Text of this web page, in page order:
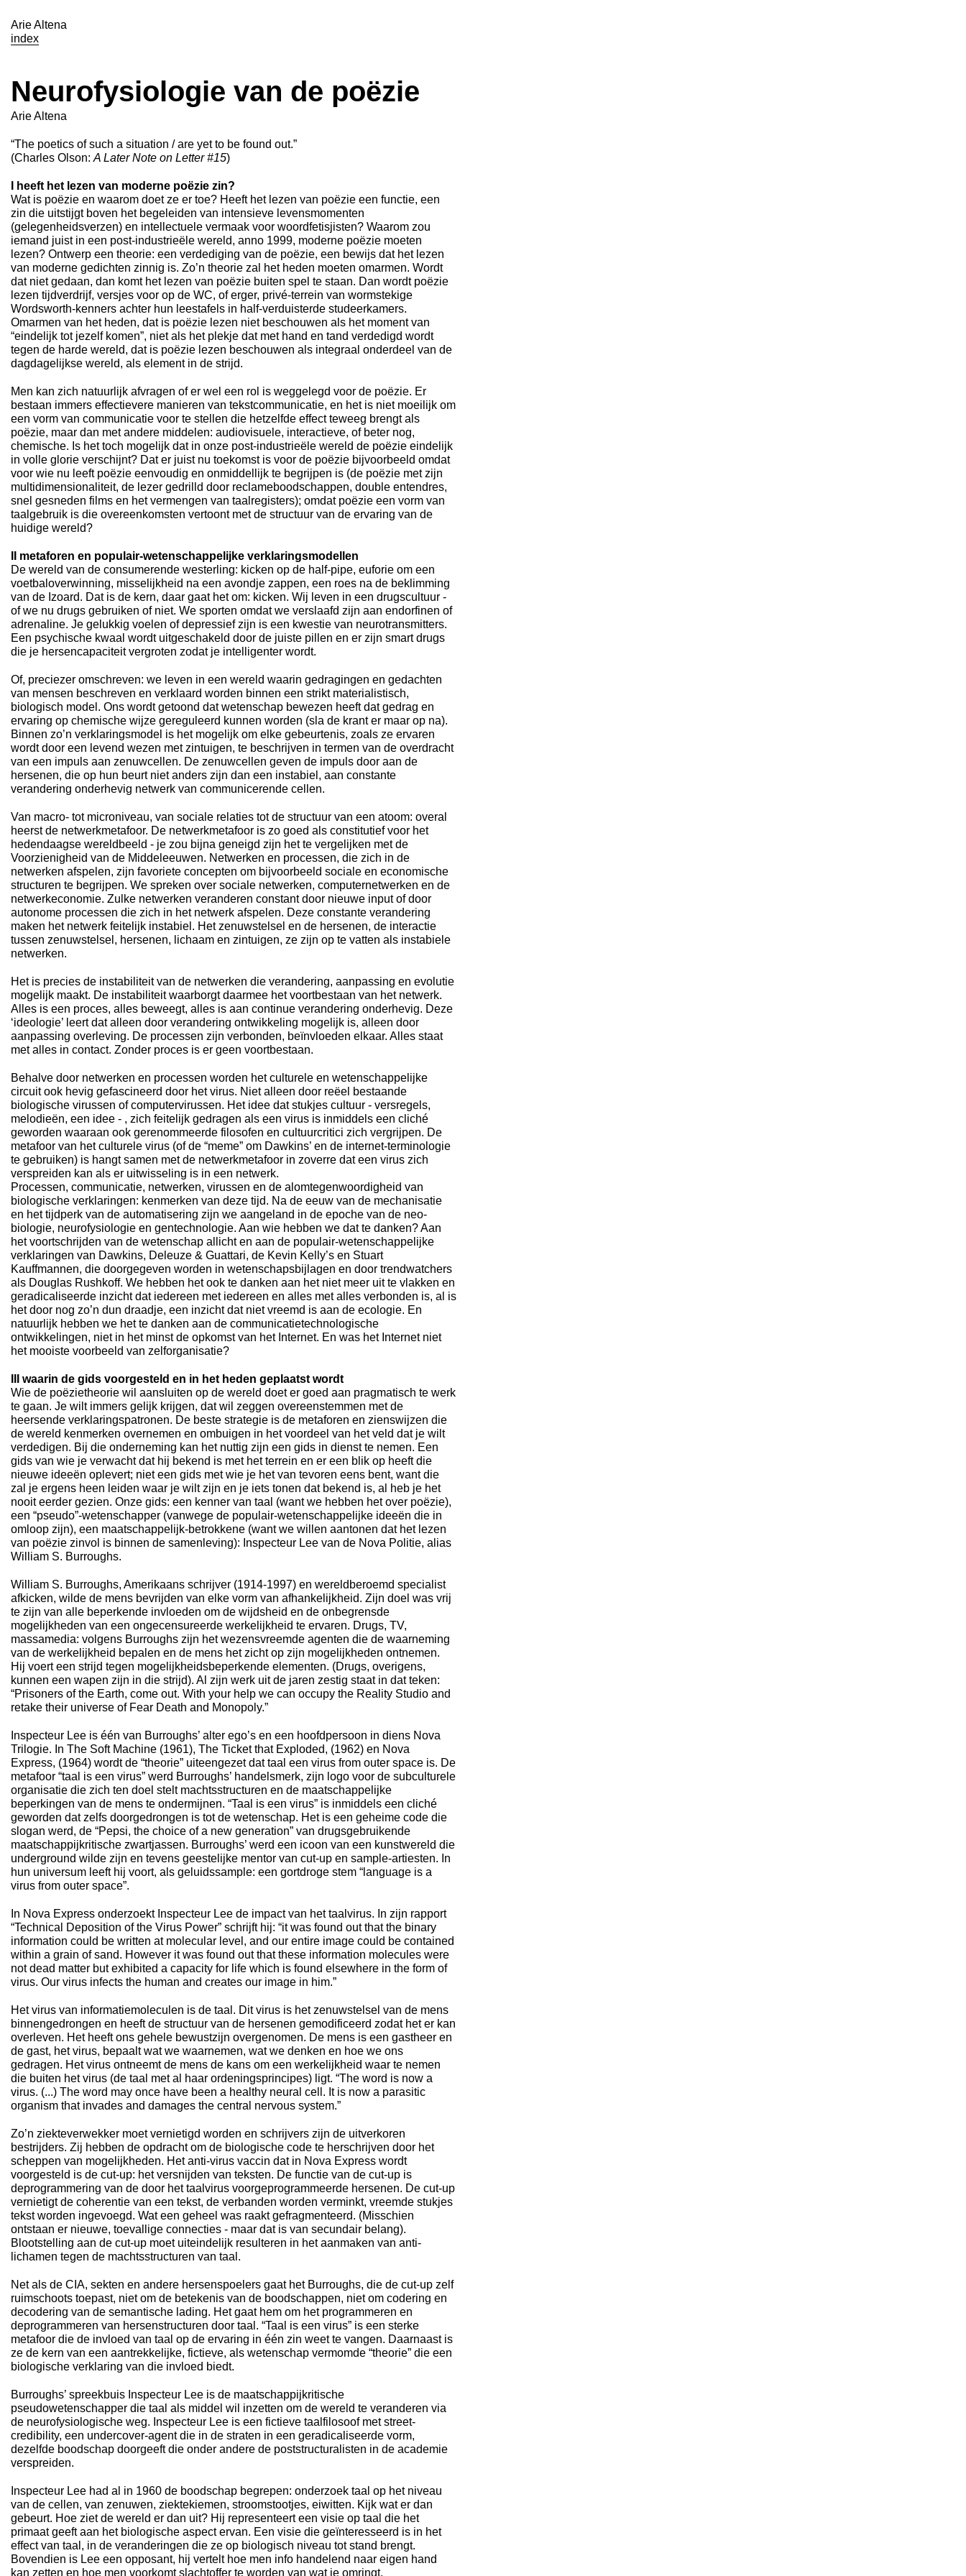
Arie Altena
index
Neurofysiologie van de poëzie
Arie Altena
“The poetics of such a situation / are yet to be found out.”
(Charles Olson: A Later Note on Letter #15)
I heeft het lezen van moderne poëzie zin?
Wat is poëzie en waarom doet ze er toe? Heeft het lezen van poëzie een functie, een
zin die uitstijgt boven het begeleiden van intensieve levensmomenten
(gelegenheidsverzen) en intellectuele vermaak voor woordfetisjisten? Waarom zou
iemand juist in een post-industrieële wereld, anno 1999, moderne poëzie moeten
lezen? Ontwerp een theorie: een verdediging van de poëzie, een bewijs dat het lezen
van moderne gedichten zinnig is. Zo’n theorie zal het heden moeten omarmen. Wordt
dat niet gedaan, dan komt het lezen van poëzie buiten spel te staan. Dan wordt poëzie
lezen tijdverdrijf, versjes voor op de WC, of erger, privé-terrein van wormstekige
Wordsworth-kenners achter hun leestafels in half-verduisterde studeerkamers.
Omarmen van het heden, dat is poëzie lezen niet beschouwen als het moment van
“eindelijk tot jezelf komen”, niet als het plekje dat met hand en tand verdedigd wordt
tegen de harde wereld, dat is poëzie lezen beschouwen als integraal onderdeel van de
dagdagelijkse wereld, als element in de strijd.
Men kan zich natuurlijk afvragen of er wel een rol is weggelegd voor de poëzie. Er
bestaan immers effectievere manieren van tekstcommunicatie, en het is niet moeilijk om
een vorm van communicatie voor te stellen die hetzelfde effect teweeg brengt als
poëzie, maar dan met andere middelen: audiovisuele, interactieve, of beter nog,
chemische. Is het toch mogelijk dat in onze post-industrieële wereld de poëzie eindelijk
in volle glorie verschijnt? Dat er juist nu toekomst is voor de poëzie bijvoorbeeld omdat
voor wie nu leeft poëzie eenvoudig en onmiddellijk te begrijpen is (de poëzie met zijn
multidimensionaliteit, de lezer gedrilld door reclameboodschappen, double entendres,
snel gesneden films en het vermengen van taalregisters); omdat poëzie een vorm van
taalgebruik is die overeenkomsten vertoont met de structuur van de ervaring van de
huidige wereld?
II metaforen en populair-wetenschappelijke verklaringsmodellen
De wereld van de consumerende westerling: kicken op de half-pipe, euforie om een
voetbaloverwinning, misselijkheid na een avondje zappen, een roes na de beklimming
van de Izoard. Dat is de kern, daar gaat het om: kicken. Wij leven in een drugscultuur -
of we nu drugs gebruiken of niet. We sporten omdat we verslaafd zijn aan endorfinen of
adrenaline. Je gelukkig voelen of depressief zijn is een kwestie van neurotransmitters.
Een psychische kwaal wordt uitgeschakeld door de juiste pillen en er zijn smart drugs
die je hersencapaciteit vergroten zodat je intelligenter wordt.
Of, preciezer omschreven: we leven in een wereld waarin gedragingen en gedachten
van mensen beschreven en verklaard worden binnen een strikt materialistisch,
biologisch model. Ons wordt getoond dat wetenschap bewezen heeft dat gedrag en
ervaring op chemische wijze gereguleerd kunnen worden (sla de krant er maar op na).
Binnen zo’n verklaringsmodel is het mogelijk om elke gebeurtenis, zoals ze ervaren
wordt door een levend wezen met zintuigen, te beschrijven in termen van de overdracht
van een impuls aan zenuwcellen. De zenuwcellen geven de impuls door aan de
hersenen, die op hun beurt niet anders zijn dan een instabiel, aan constante
verandering onderhevig netwerk van communicerende cellen.
Van macro- tot microniveau, van sociale relaties tot de structuur van een atoom: overal
heerst de netwerkmetafoor. De netwerkmetafoor is zo goed als constitutief voor het
hedendaagse wereldbeeld - je zou bijna geneigd zijn het te vergelijken met de
Voorzienigheid van de Middeleeuwen. Netwerken en processen, die zich in de
netwerken afspelen, zijn favoriete concepten om bijvoorbeeld sociale en economische
structuren te begrijpen. We spreken over sociale netwerken, computernetwerken en de
netwerkeconomie. Zulke netwerken veranderen constant door nieuwe input of door
autonome processen die zich in het netwerk afspelen. Deze constante verandering
maken het netwerk feitelijk instabiel. Het zenuwstelsel en de hersenen, de interactie
tussen zenuwstelsel, hersenen, lichaam en zintuigen, ze zijn op te vatten als instabiele
netwerken.
Het is precies de instabiliteit van de netwerken die verandering, aanpassing en evolutie
mogelijk maakt. De instabiliteit waarborgt daarmee het voortbestaan van het netwerk.
Alles is een proces, alles beweegt, alles is aan continue verandering onderhevig. Deze
‘ideologie’ leert dat alleen door verandering ontwikkeling mogelijk is, alleen door
aanpassing overleving. De processen zijn verbonden, beïnvloeden elkaar. Alles staat
met alles in contact. Zonder proces is er geen voortbestaan.
Behalve door netwerken en processen worden het culturele en wetenschappelijke
circuit ook hevig gefascineerd door het virus. Niet alleen door reëel bestaande
biologische virussen of computervirussen. Het idee dat stukjes cultuur - versregels,
melodieën, een idee - , zich feitelijk gedragen als een virus is inmiddels een cliché
geworden waaraan ook gerenommeerde filosofen en cultuurcritici zich vergrijpen. De
metafoor van het culturele virus (of de “meme” om Dawkins’ en de internet-terminologie
te gebruiken) is hangt samen met de netwerkmetafoor in zoverre dat een virus zich
verspreiden kan als er uitwisseling is in een netwerk.
Processen, communicatie, netwerken, virussen en de alomtegenwoordigheid van
biologische verklaringen: kenmerken van deze tijd. Na de eeuw van de mechanisatie
en het tijdperk van de automatisering zijn we aangeland in de epoche van de neo-
biologie, neurofysiologie en gentechnologie. Aan wie hebben we dat te danken? Aan
het voortschrijden van de wetenschap allicht en aan de populair-wetenschappelijke
verklaringen van Dawkins, Deleuze & Guattari, de Kevin Kelly’s en Stuart
Kauffmannen, die doorgegeven worden in wetenschapsbijlagen en door trendwatchers
als Douglas Rushkoff. We hebben het ook te danken aan het niet meer uit te vlakken en
geradicaliseerde inzicht dat iedereen met iedereen en alles met alles verbonden is, al is
het door nog zo’n dun draadje, een inzicht dat niet vreemd is aan de ecologie. En
natuurlijk hebben we het te danken aan de communicatietechnologische
ontwikkelingen, niet in het minst de opkomst van het Internet. En was het Internet niet
het mooiste voorbeeld van zelforganisatie?
III waarin de gids voorgesteld en in het heden geplaatst wordt
Wie de poëzietheorie wil aansluiten op de wereld doet er goed aan pragmatisch te werk
te gaan. Je wilt immers gelijk krijgen, dat wil zeggen overeenstemmen met de
heersende verklaringspatronen. De beste strategie is de metaforen en zienswijzen die
de wereld kenmerken overnemen en ombuigen in het voordeel van het veld dat je wilt
verdedigen. Bij die onderneming kan het nuttig zijn een gids in dienst te nemen. Een
gids van wie je verwacht dat hij bekend is met het terrein en er een blik op heeft die
nieuwe ideeën oplevert; niet een gids met wie je het van tevoren eens bent, want die
zal je ergens heen leiden waar je wilt zijn en je iets tonen dat bekend is, al heb je het
nooit eerder gezien. Onze gids: een kenner van taal (want we hebben het over poëzie),
een “pseudo”-wetenschapper (vanwege de populair-wetenschappelijke ideeën die in
omloop zijn), een maatschappelijk-betrokkene (want we willen aantonen dat het lezen
van poëzie zinvol is binnen de samenleving): Inspecteur Lee van de Nova Politie, alias
William S. Burroughs.
William S. Burroughs, Amerikaans schrijver (1914-1997) en wereldberoemd specialist
afkicken, wilde de mens bevrijden van elke vorm van afhankelijkheid. Zijn doel was vrij
te zijn van alle beperkende invloeden om de wijdsheid en de onbegrensde
mogelijkheden van een ongecensureerde werkelijkheid te ervaren. Drugs, TV,
massamedia: volgens Burroughs zijn het wezensvreemde agenten die de waarneming
van de werkelijkheid bepalen en de mens het zicht op zijn mogelijkheden ontnemen.
Hij voert een strijd tegen mogelijkheidsbeperkende elementen. (Drugs, overigens,
kunnen een wapen zijn in die strijd). Al zijn werk uit de jaren zestig staat in dat teken:
“Prisoners of the Earth, come out. With your help we can occupy the Reality Studio and
retake their universe of Fear Death and Monopoly.”
Inspecteur Lee is één van Burroughs’ alter ego’s en een hoofdpersoon in diens Nova
Trilogie. In The Soft Machine (1961), The Ticket that Exploded, (1962) en Nova
Express, (1964) wordt de “theorie” uiteengezet dat taal een virus from outer space is. De
metafoor “taal is een virus” werd Burroughs’ handelsmerk, zijn logo voor de subculturele
organisatie die zich ten doel stelt machtsstructuren en de maatschappelijke
beperkingen van de mens te ondermijnen. “Taal is een virus” is inmiddels een cliché
geworden dat zelfs doorgedrongen is tot de wetenschap. Het is een geheime code die
slogan werd, de “Pepsi, the choice of a new generation” van drugsgebruikende
maatschappijkritische zwartjassen. Burroughs’ werd een icoon van een kunstwereld die
underground wilde zijn en tevens geestelijke mentor van cut-up en sample-artiesten. In
hun universum leeft hij voort, als geluidssample: een gortdroge stem “language is a
virus from outer space”.
In Nova Express onderzoekt Inspecteur Lee de impact van het taalvirus. In zijn rapport
“Technical Deposition of the Virus Power” schrijft hij: “it was found out that the binary
information could be written at molecular level, and our entire image could be contained
within a grain of sand. However it was found out that these information molecules were
not dead matter but exhibited a capacity for life which is found elsewhere in the form of
virus. Our virus infects the human and creates our image in him.”
Het virus van informatiemoleculen is de taal. Dit virus is het zenuwstelsel van de mens
binnengedrongen en heeft de structuur van de hersenen gemodificeerd zodat het er kan
overleven. Het heeft ons gehele bewustzijn overgenomen. De mens is een gastheer en
de gast, het virus, bepaalt wat we waarnemen, wat we denken en hoe we ons
gedragen. Het virus ontneemt de mens de kans om een werkelijkheid waar te nemen
die buiten het virus (de taal met al haar ordeningsprincipes) ligt. “The word is now a
virus. (...) The word may once have been a healthy neural cell. It is now a parasitic
organism that invades and damages the central nervous system.”
Zo’n ziekteverwekker moet vernietigd worden en schrijvers zijn de uitverkoren
bestrijders. Zij hebben de opdracht om de biologische code te herschrijven door het
scheppen van mogelijkheden. Het anti-virus vaccin dat in Nova Express wordt
voorgesteld is de cut-up: het versnijden van teksten. De functie van de cut-up is
deprogrammering van de door het taalvirus voorgeprogrammeerde hersenen. De cut-up
vernietigt de coherentie van een tekst, de verbanden worden verminkt, vreemde stukjes
tekst worden ingevoegd. Wat een geheel was raakt gefragmenteerd. (Misschien
ontstaan er nieuwe, toevallige connecties - maar dat is van secundair belang).
Blootstelling aan de cut-up moet uiteindelijk resulteren in het aanmaken van anti-
lichamen tegen de machtsstructuren van taal.
Net als de CIA, sekten en andere hersenspoelers gaat het Burroughs, die de cut-up zelf
ruimschoots toepast, niet om de betekenis van de boodschappen, niet om codering en
decodering van de semantische lading. Het gaat hem om het programmeren en
deprogrammeren van hersenstructuren door taal. “Taal is een virus” is een sterke
metafoor die de invloed van taal op de ervaring in één zin weet te vangen. Daarnaast is
ze de kern van een aantrekkelijke, fictieve, als wetenschap vermomde “theorie” die een
biologische verklaring van die invloed biedt.
Burroughs’ spreekbuis Inspecteur Lee is de maatschappijkritische
pseudowetenschapper die taal als middel wil inzetten om de wereld te veranderen via
de neurofysiologische weg. Inspecteur Lee is een fictieve taalfilosoof met street-
credibility, een undercover-agent die in de straten in een geradicaliseerde vorm,
dezelfde boodschap doorgeeft die onder andere de poststructuralisten in de academie
verspreiden.
Inspecteur Lee had al in 1960 de boodschap begrepen: onderzoek taal op het niveau
van de cellen, van zenuwen, ziektekiemen, stroomstootjes, eiwitten. Kijk wat er dan
gebeurt. Hoe ziet de wereld er dan uit? Hij representeert een visie op taal die het
primaat geeft aan het biologische aspect ervan. Een visie die geïnteresseerd is in het
effect van taal, in de veranderingen die ze op biologisch niveau tot stand brengt.
Bovendien is Lee een opposant, hij vertelt hoe men info handelend naar eigen hand
kan zetten en hoe men voorkomt slachtoffer te worden van wat je omringt.